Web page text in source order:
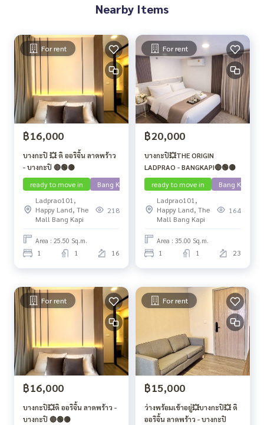
Nearby Items
For rent
฿16,000
บางกะปิ 💥 ดิ ออริจิ้น ลาดพร้าว
- บางกะปิ 🔴🟢🟡
ready to move in
Bang Kapi
Ladprao101,
Happy Land, The
Mall Bang Kapi
218
Area : 25.50 Sq.m.
1 1 16
For rent
฿20,000
บางกะปิ💥THE ORIGIN
LADPRAO - BANGKAPI🔴🟢🟡
ready to move in
Bang Kapi
Ladprao101,
Happy Land, The
Mall Bang Kapi
164
Area : 35.00 Sq.m.
1 1 23
For rent
฿16,000
บางกะปิ💥ดิ ออริจิ้น ลาดพร้าว -
บางกะปิ 🔴🟢🟡
For rent
฿15,000
ว่างพร้อมเข้าอยู่💥บางกะปิ💥 ดิ
ออริจิ้น ลาดพร้าว - บางกะปิ